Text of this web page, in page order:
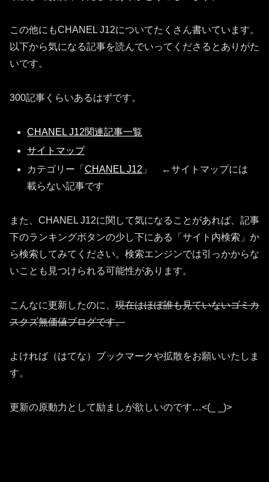
この他にもCHANEL J12についてたくさん書いています。
以下から気になる記事を読んでいってくださるとありがた
いです。
300記事くらいあるはずです。
CHANEL J12関連記事一覧
サイトマップ
カテゴリー「CHANEL J12 」 ←サイトマップには
載らない記事です
また、CHANEL J12に関して気になることがあれば、記事
下のランキングボタンの少し下にある「サイト内検索」か
ら検索してみてください。検索エンジンでは引っかからな
いことも見つけられる可能性があります。
こんなに更新したのに、 現在はほぼ誰も見ていないゴミカ
スクズ無価値ブログです。
よければ（はてな）ブックマークや拡散をお願いいたしま
す。
更新の原動力として励ましが欲しいのです…<(_ _)>